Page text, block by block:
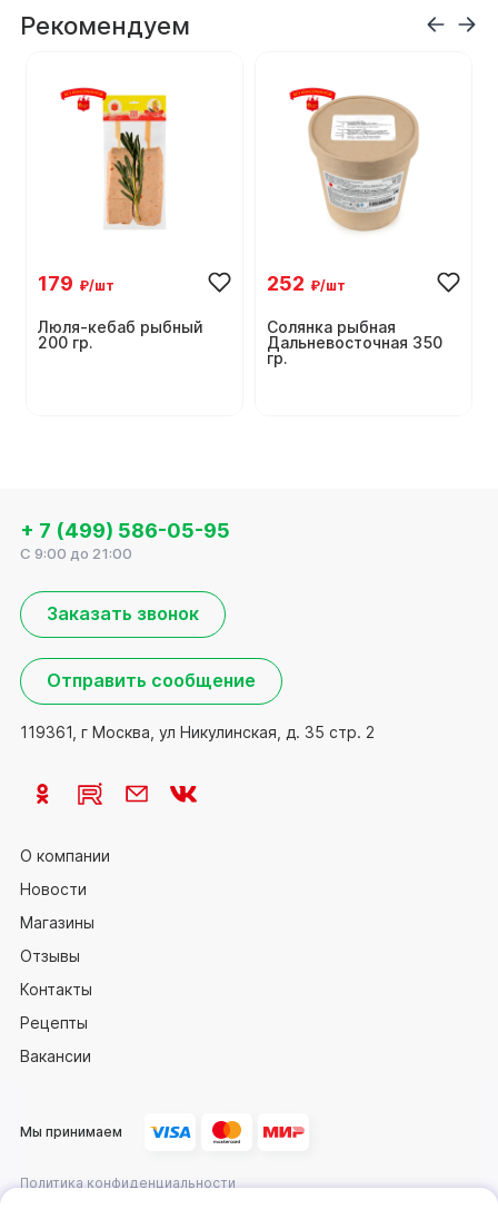
Рекомендуем
179 ₽/шт
Люля-кебаб рыбный
200 гр.
252 ₽/шт
Солянка рыбная
Дальневосточная 350
гр.
О компании
Новости
Магазины
Отзывы
Контакты
Рецепты
Вакансии
+ 7 (499) 586-05-95
C 9:00 до 21:00
Заказать звонок
Отправить сообщение
119361, г Москва, ул Никулинская, д. 35 стр. 2
Политика конфиденциальности
Мы принимаем